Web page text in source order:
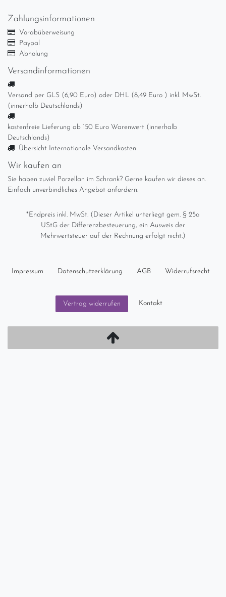
Zahlungsinformationen
Vorabüberweisung
Paypal
Abholung
Versandinformationen
Versand per GLS (6,90 Euro) oder DHL (8,49 Euro ) inkl. MwSt.
(innerhalb Deutschlands)
kostenfreie Lieferung ab 150 Euro Warenwert (innerhalb
Deutschlands)
Übersicht Internationale Versandkosten
Wir kaufen an
Sie haben zuviel Porzellan im Schrank? Gerne kaufen wir dieses an.
Einfach unverbindliches Angebot anfordern.
*Endpreis inkl. MwSt. (Dieser Artikel unterliegt gem. § 25a
UStG der Differenzbesteuerung, ein Ausweis der
Mehrwertsteuer auf der Rechnung erfolgt nicht.)
Impressum Daten­schutz­erklärung AGB Widerrufs­recht
Vertrag widerrufen Kontakt